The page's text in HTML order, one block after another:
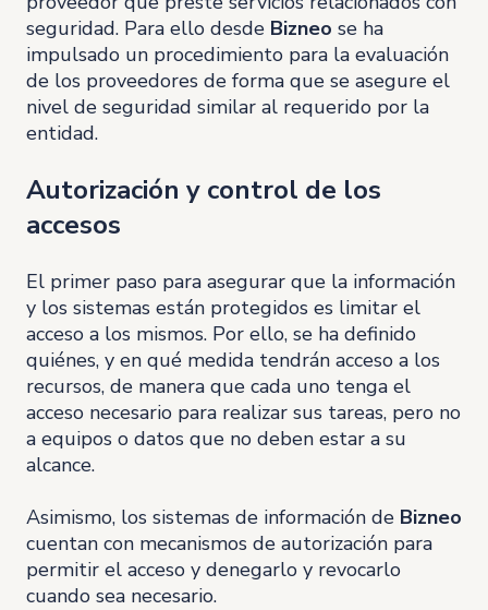
seguridad. Para ello desde Bizneo se ha
impulsado un procedimiento para la evaluación
de los proveedores de forma que se asegure el
nivel de seguridad similar al requerido por la
entidad.
Autorización y control de los
accesos
El primer paso para asegurar que la información
y los sistemas están protegidos es limitar el
acceso a los mismos. Por ello, se ha definido
quiénes, y en qué medida tendrán acceso a los
recursos, de manera que cada uno tenga el
acceso necesario para realizar sus tareas, pero no
a equipos o datos que no deben estar a su
alcance.
Asimismo, los sistemas de información de Bizneo
cuentan con mecanismos de autorización para
permitir el acceso y denegarlo y revocarlo
cuando sea necesario.